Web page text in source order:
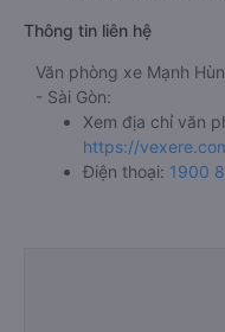
Thông tin liên hệ
Văn phòng xe Mạnh
- Sài Gòn:
Xem địa chỉ văn
https://
Điện thoại: 1900